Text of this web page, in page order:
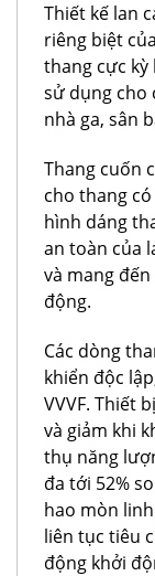
Thiết kế lan
riêng biệt
thang cực kỳ
sử dụng cho
nhà ga, sân
Thang cuốn
cho thang
hình dáng
an toàn của
và mang
động.
Các dòng
khiển độc
VVVF. Thiết
và giảm khi
thụ năng
đa tới 52%
hao mòn
liên tục tiêu
động khởi